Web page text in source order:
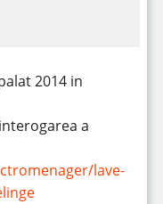
2014 in
a
lave-